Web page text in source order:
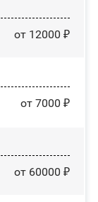
от 12000 ₽
от 7000 ₽
от 60000 ₽